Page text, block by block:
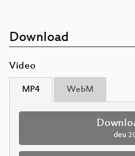
Download
Video
MP4 WebM
deu